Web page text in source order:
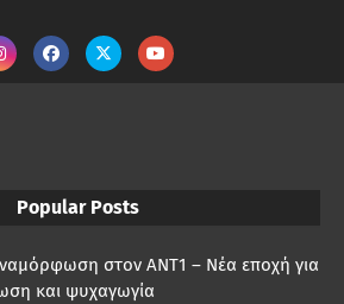
Popular Posts
στον ΑΝΤ1 – Νέα εποχή για
και ψυχαγωγία